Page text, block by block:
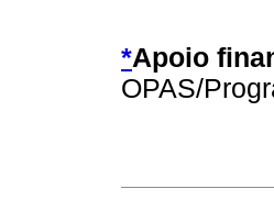
*Apoio
OPAS/